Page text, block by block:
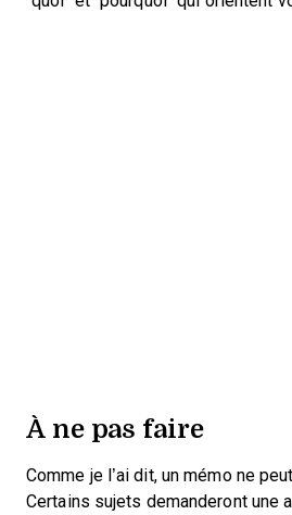
À ne pas faire
Comme je l’ai dit, un mémo ne
Certains sujets demanderont une